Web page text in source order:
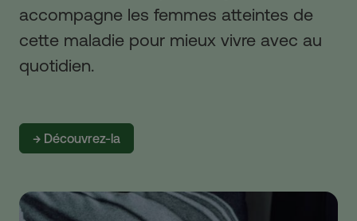
accompagne les femmes atteintes de
cette maladie pour mieux vivre avec au
quotidien.
→ Découvrez-la